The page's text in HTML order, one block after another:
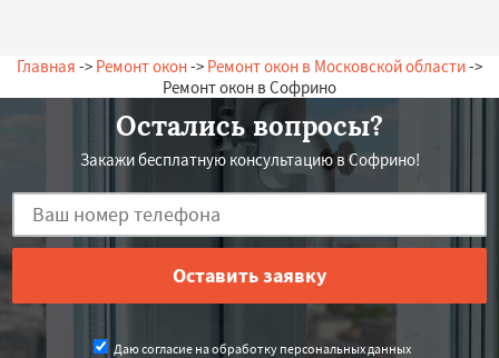
Главная -> Ремонт окон-> Ремонт окон в Московской области->
Ремонт окон в Софрино
Остались вопросы?
Закажи бесплатную консультацию в Софрино!
Даю согласие на обработку персональных данных